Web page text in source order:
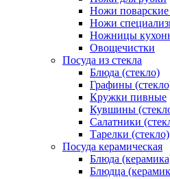
Ножи
Ножи
Ножницы
Овощечистки
Посуда из стекла
Блюда (стекло)
Графины
Кружки пивные
Кувшины
Салатники
Тарелки (стекло)
Посуда керамическая
Блюда
Блюдца